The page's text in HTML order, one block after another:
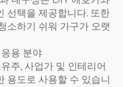
선택을 제공합니다. 또한
소하기 쉬워 가구가 오랫
용 분야
주, 사업가 및 인테리어
용도로 사용할 수 있습니